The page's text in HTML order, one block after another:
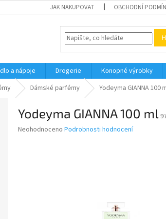
JAK NAKUPOVAT OBCHODNÍ
a nápoje Drogerie Konopné výrobky
Dámské parfémy Yodeyma GIANNA 100
Yodeyma GIANNA 100 ml
Průměrné
Neohodnoceno Podrobnosti hodnocení